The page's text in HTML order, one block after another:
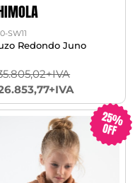
SW11
Redondo Juno
25%
OFF